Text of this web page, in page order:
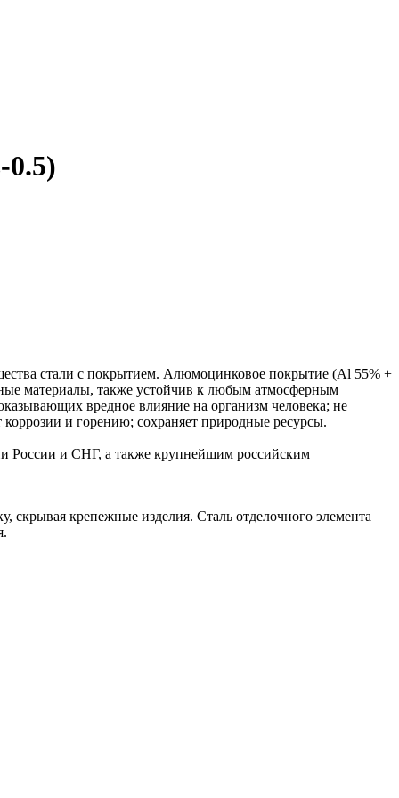
стали с покрытием. Алюмоцинковое покрытие (Аl 55% +
материалы, также устойчив к любым атмосферным
вредное влияние на организм человека; не
и горению; сохраняет природные ресурсы.
России и СНГ, а также крупнейшим российским
скрывая крепежные изделия. Сталь отделочного элемента